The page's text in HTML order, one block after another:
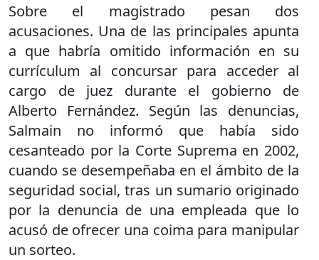
Sobre el magistrado pesan dos
acusaciones. Una de las principales apunta
a que habría omitido información en su
currículum al concursar para acceder al
cargo de juez durante el gobierno de
Alberto Fernández. Según las denuncias,
Salmain no informó que había sido
cesanteado por la Corte Suprema en 2002,
cuando se desempeñaba en el ámbito de la
seguridad social, tras un sumario originado
por la denuncia de una empleada que lo
acusó de ofrecer una coima para manipular
un sorteo.